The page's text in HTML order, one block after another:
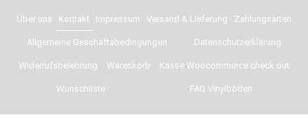
Über uns Kontakt Impressum Versand & Lieferung Zahlungsarten
Allgemeine Geschäftsbedingungen Datenschutzerklärung
Widerrufsbelehrung Warenkorb Kasse Woocommerce check out
Wunschliste FAQ Vinylböden